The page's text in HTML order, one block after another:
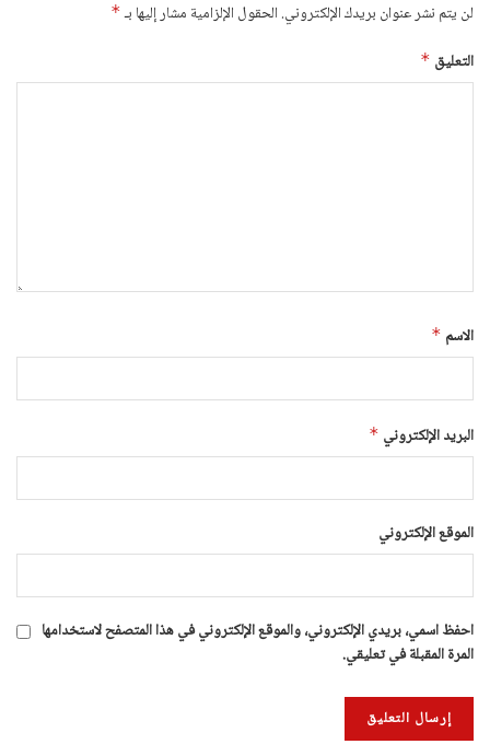
لن يتم نشر عنوان بريدك الإلكتروني. الحقول الإلزامية مشار إليها بـ*
التعليق *
الاسم *
البريد الإلكتروني *
الموقع الإلكتروني
احفظ اسمي، بريدي الإلكتروني، والموقع الإلكتروني في هذا المتصفح لاستخدامها
المرة المقبلة في تعليقي.